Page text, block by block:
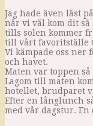
Jag hade även läst
när vi väl kom dit
tills solen kommer
till vårt favoritställe
Vi kämpade oss ner
och havet.
Maten var toppen
Lagom till maten
hotellet, brudparet
Efter en långlunch
med vår dagstur. En